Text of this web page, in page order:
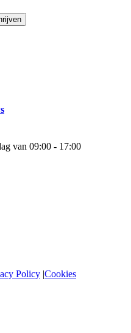
van 09:00 - 17:00
Policy Cookies